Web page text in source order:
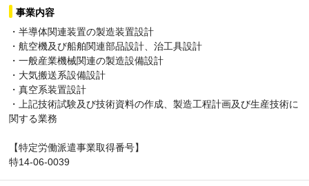
事業内容
・半導体関連装置の製造装置設計
・航空機及び船舶関連部品設計、治工具設計
・一般産業機械関連の製造設備設計
・大気搬送系設備設計
・真空系装置設計
・上記技術試験及び技術資料の作成、製造工程計画及び生産技術に
関する業務
【特定労働派遣事業取得番号】
特14-06-0039